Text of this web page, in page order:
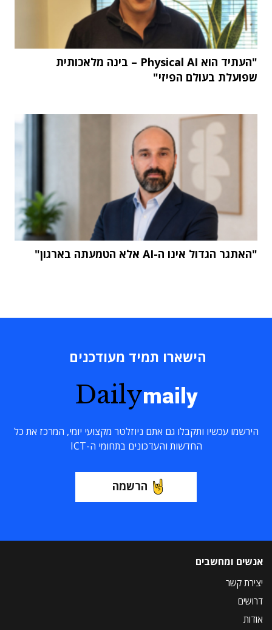
"העתיד הוא Physical AI – בינה מלאכותית
שפועלת בעולם הפיזי"
"האתגר הגדול אינו ה-AI אלא הטמעתה בארגון"
הישארו תמיד מעודכנים
Dailymaily
הירשמו עכשיו ותקבלו גם אתם ניוזלטר מקצועי יומי, המרכז את כל
החדשות והעדכונים בתחומי ה-ICT
הרשמה
אנשים ומחשבים
יצירת קשר
דרושים
אודות